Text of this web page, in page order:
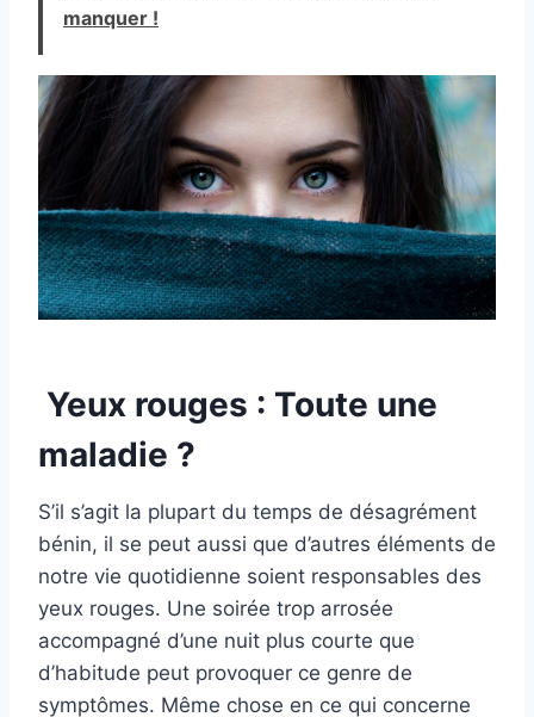
vision plus claire. Ces gouttes oculaires aident à
par la sécheresse.
【Design portable】: avec un design de 30 ml, ce
sérum pour les yeux peut répondre à vos besoins
pour une utilisation à long terme. Ce sérum pour les
yeux pour les cernes est petit et léger, vous pouvez
transporter le sérum pour les yeux n'importe où,
n'importe quand pour le soin des yeux. Vous pouvez
également offrir ce sérum pour les yeux en cadeau
à vos proches et amis
manquer !
Yeux rouges : Toute une
maladie ?
S’il s’agit la plupart du temps de désagrément
bénin, il se peut aussi que d’autres éléments de
notre vie quotidienne soient responsables des
yeux rouges. Une soirée trop arrosée
accompagné d’une nuit plus courte que
d’habitude peut provoquer ce genre de
symptômes. Même chose en ce qui concerne